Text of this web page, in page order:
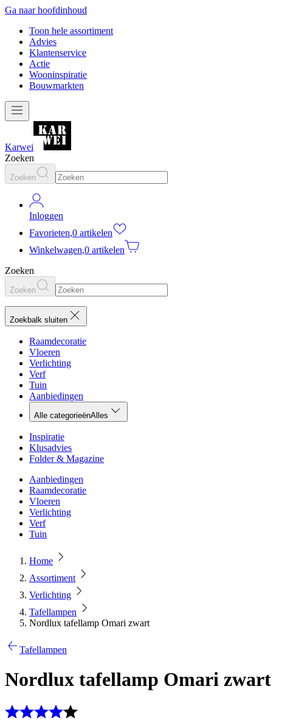
Ga naar hoofdinhoud
Toon hele assortiment
Advies
Klantenservice
Actie
Wooninspiratie
Bouwmarkten
Karwei
Zoeken
Zoeken
Inloggen
Favorieten,0 artikelen
Winkelwagen,0 artikelen
Zoeken
Zoeken
Zoekbalk sluiten
Raamdecoratie
Vloeren
Verlichting
Verf
Tuin
Aanbiedingen
Alle categorieënAlles
Inspiratie
Klusadvies
Folder & Magazine
Aanbiedingen
Raamdecoratie
Vloeren
Verlichting
Verf
Tuin
Home
Assortiment
Verlichting
Tafellampen
Nordlux tafellamp Omari zwart
Tafellampen
Nordlux tafellamp Omari zwart